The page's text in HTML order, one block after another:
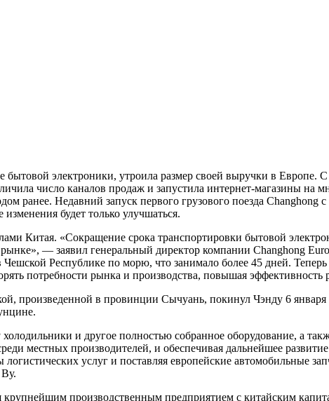
электроники, утроила размер своей выручки в Европе.
число каналов продаж и запустила интернет-магазины на
ранее. Недавний запуск первого грузового поезда
будет только улучшаться.
Китая. «Сокращение срока транспортировки бытовой
— заявил генеральный директор компании Changhong
Республике по морю, что занимало более 45 дней. Теперь
потребности рынка и производства, повышая эффективность
произведенной в провинции Сычуань, покинул Чэнду 6
и другое полностью собранное оборудование, а
местных производителей, и обеспечивая дальнейшее
услуг и поставляя европейские автомобильные
производственным предприятием с китайским